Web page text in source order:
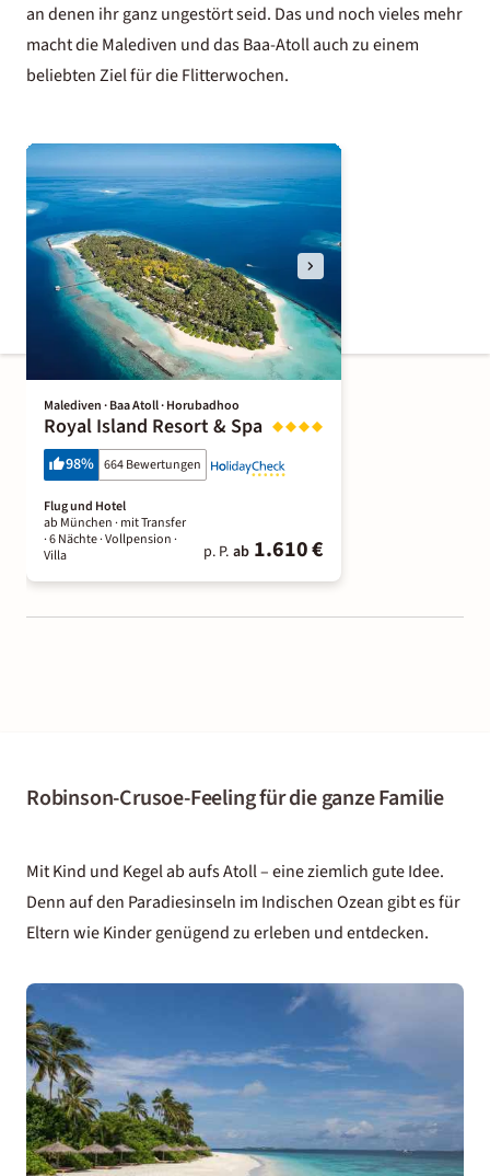
an denen ihr ganz ungestört seid. Das und noch vieles mehr
macht die Malediven und das Baa-Atoll auch zu einem
beliebten Ziel für die Flitterwochen.
Malediven · Baa Atoll · Horubadhoo
Royal Island Resort & Spa
98% 664 Bewertungen
Flug und Hotel
ab München ·mit Transfer
·6 Nächte· Vollpension·
Villa
p. P. ab 1.610 €
Robinson-Crusoe-Feeling für die ganze Familie
Mit Kind und Kegel ab aufs Atoll – eine ziemlich gute Idee.
Denn auf den Paradiesinseln im Indischen Ozean gibt es für
Eltern wie Kinder genügend zu erleben und entdecken.